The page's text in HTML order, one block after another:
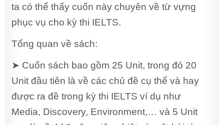
ta có thể thấy cuốn này chuyên về từ vựng
phục vụ cho kỳ thi IELTS.
Tổng quan về sách:
➤ Cuốn sách bao gồm 25 Unit, trong đó 20
Unit đầu tiên là về các chủ đề cụ thể và hay
được ra đề trong kỳ thi IELTS ví dụ như
Media, Discovery, Environment,… và 5 Unit